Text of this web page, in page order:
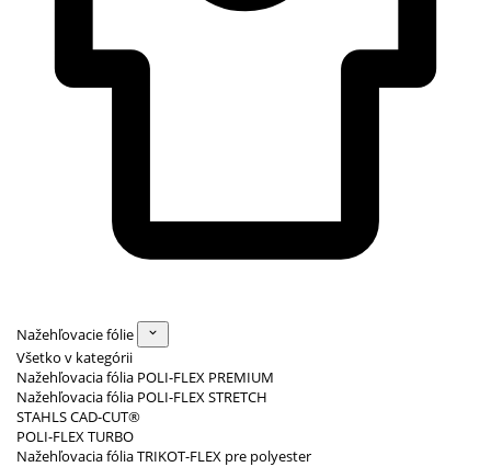
Nažehľovacie fólie
Všetko v kategórii
Nažehľovacia fólia POLI-FLEX PREMIUM
Nažehľovacia fólia POLI-FLEX STRETCH
STAHLS CAD-CUT®
POLI-FLEX TURBO
Nažehľovacia fólia TRIKOT-FLEX pre polyester